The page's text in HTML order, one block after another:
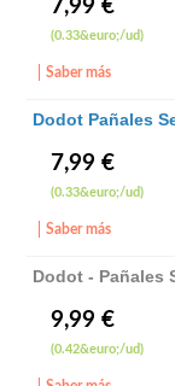
Saber más
7,99 €
(0.33&euro;/ud)
Dodot Pañales
Saber más
7,99 €
(0.33&euro;/ud)
Dodot - Pañales
9,99 €
(0.42&euro;/ud)